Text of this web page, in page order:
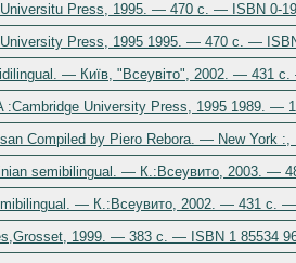
Press, 1995. — 470 c. — ISBN 0-
Press, 1995 1995. — 470 c. —
— Київ, "Всеувіто", 2002. — 431
University Press, 1995 1989. —
Compiled by Piero Rebora. — New York
semibilingual. — К.:Всеувито, 2003. —
— К.:Всеувито, 2002. — 431 c. —
1999. — 383 c. — ISBN 1 85534